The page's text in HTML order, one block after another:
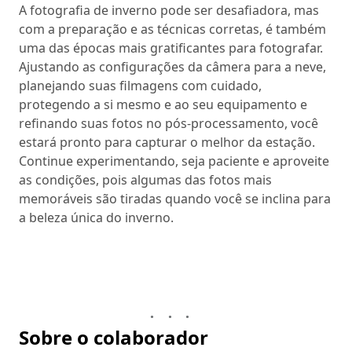
A fotografia de inverno pode ser desafiadora, mas
com a preparação e as técnicas corretas, é também
uma das épocas mais gratificantes para fotografar.
Ajustando as configurações da câmera para a neve,
planejando suas filmagens com cuidado,
protegendo a si mesmo e ao seu equipamento e
refinando suas fotos no pós-processamento, você
estará pronto para capturar o melhor da estação.
Continue experimentando, seja paciente e aproveite
as condições, pois algumas das fotos mais
memoráveis são tiradas quando você se inclina para
a beleza única do inverno.
Sobre o colaborador